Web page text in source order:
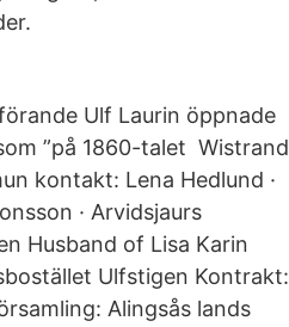
Ulf Laurin öppnade
”på 1860-talet Wistrand
kontakt: Lena Hedlund ·
· Arvidsjaurs
Husband of Lisa Karin
Ulfstigen Kontrakt:
Alingsås lands